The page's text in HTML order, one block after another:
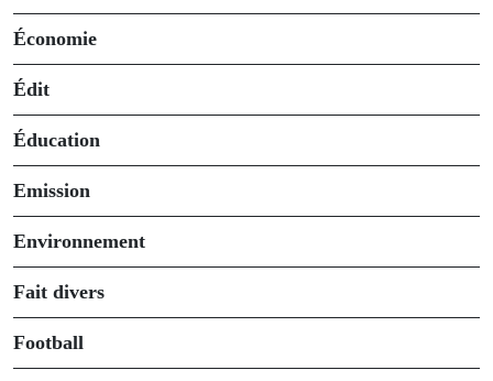
Économie
Édit
Éducation
Emission
Environnement
Fait divers
Football